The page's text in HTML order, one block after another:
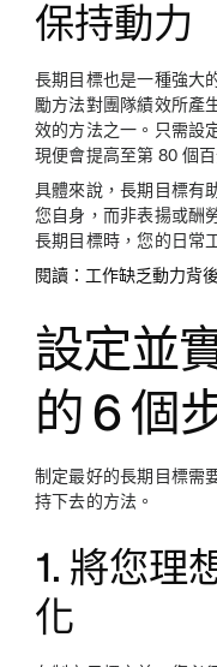
保持動力
長期目標也是一種強大
勵方法對團隊績效所產
效的方法之一。只需設
現便會提高至第 80 個
具體來說，長期目標有
您自身，而非表揚或酬
長期目標時，您的日常
閱讀：工作缺乏動力背
設定並
的 6 個
制定最好的長期目標需
持下去的方法。
1. 將您理
化